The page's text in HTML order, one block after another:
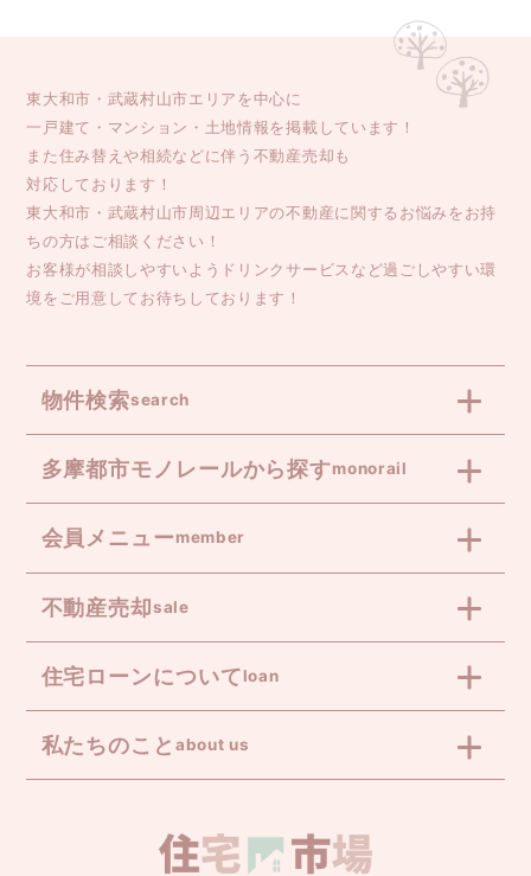
東大和市・武蔵村山市エリアを中心に
一戸建て・マンション・土地情報を掲載しています！
また住み替えや相続などに伴う不動産売却も
対応しております！
東大和市・武蔵村山市周辺エリアの不動産に関するお悩みをお持
ちの方はご相談ください！
お客様が相談しやすいようドリンクサービスなど過ごしやすい環
境をご用意してお待ちしております！
物件検索search
多摩都市モノレールから探すmonorail
会員メニューmember
不動産売却sale
住宅ローンについてloan
私たちのこと about us